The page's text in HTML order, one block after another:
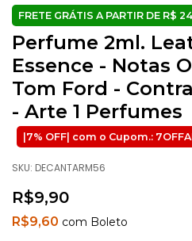
Perfume 2ml.
Essence - Notas
Tom Ford -
- Arte 1 Perfumes
SKU: DECANTARM56
R$9,90
R$9,60 com Boleto